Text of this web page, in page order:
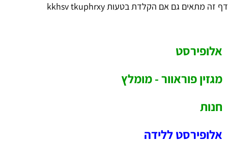
דף זה מתאים גם אם הקלדת בטעות kkhsv tkuphrxy
אלופירסט
מגזין פוראוור - מומלץ
חנות
אלופירסט ללידה